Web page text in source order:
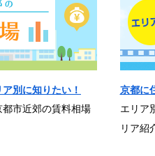
別に知りたい！
市近郊の賃料相場
京都に
エリア
リア紹